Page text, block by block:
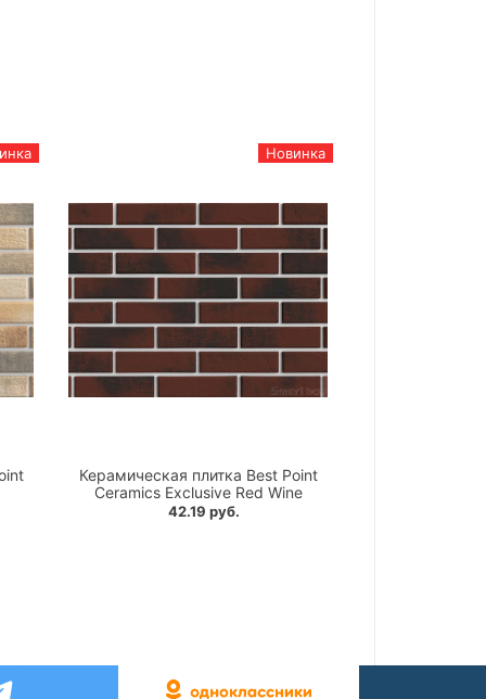
Новинка
Керамическая плитка Best Point
Ceramics Exclusive Red Wine
42.19 руб.